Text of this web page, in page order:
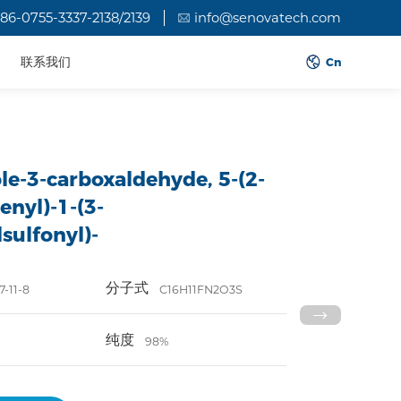
0755-3337-2138/2139 info@senovatech.com
联系我们 Cn
3-carboxaldehyde, 5-(2-
1-(3-
11-8 分子式 C16H11FN2O3S
纯度 98%